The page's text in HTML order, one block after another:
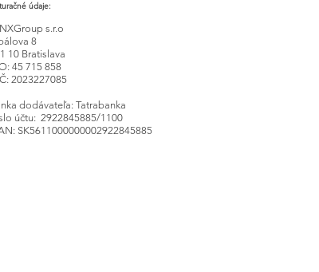
údaje:
s.r.o
8
10 Bratislava
45 715 858
2023227085
dodávateľa: Tatrabanka
účtu: 2922845885/1100
SK5611000000002922845885